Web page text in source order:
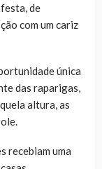
de
com um cariz
única
das raparigas,
altura, as
recebiam uma